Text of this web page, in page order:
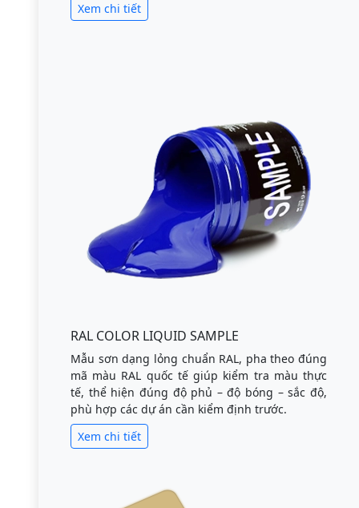
Xem chi tiết
RAL COLOR LIQUID SAMPLE
Mẫu sơn dạng lỏng chuẩn RAL, pha theo đúng
mã màu RAL quốc tế giúp kiểm tra màu thực
tế, thể hiện đúng độ phủ – độ bóng – sắc độ,
phù hợp các dự án cần kiểm định trước.
Xem chi tiết